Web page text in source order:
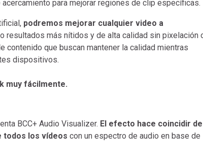
para mejorar regiones de clip específicas.
podremos mejorar cualquier video a
resultados más nítidos y de alta calidad sin pixelación
contenido que buscan mantener la calidad mientras
dispositivos.
muy fácilmente.
BCC+ Audio Visualizer. El efecto hace coincidir de
todos los vídeos con un espectro de audio en base de